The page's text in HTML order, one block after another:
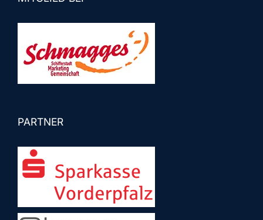
PARTNER